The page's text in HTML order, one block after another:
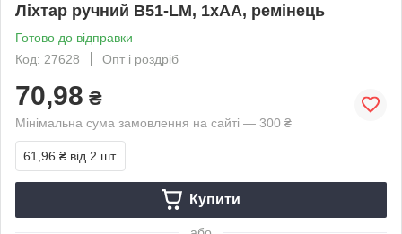
Ліхтар ручний B51-LM, 1xAA, ремінець
Готово до відправки
Код: 27628
Опт і роздріб
70,98 ₴
Мінімальна сума замовлення на сайті — 300 ₴
61,96 ₴ від 2 шт.
Купити